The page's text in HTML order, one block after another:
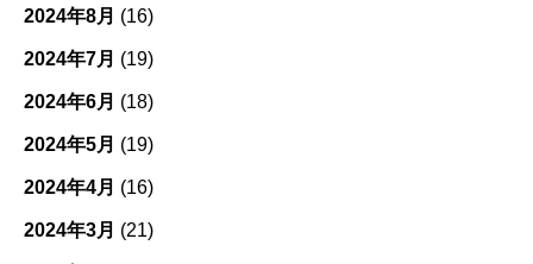
2024年8月 (16)
2024年7月 (19)
2024年6月 (18)
2024年5月 (19)
2024年4月 (16)
2024年3月 (21)